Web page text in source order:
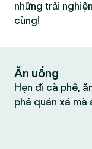
những trải
cùng!
Ăn uống
Hẹn đi cà phê,
phá quán xá mà